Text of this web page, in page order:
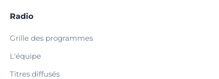
Radio
Grille des programmes
L'équipe
Titres diffusés